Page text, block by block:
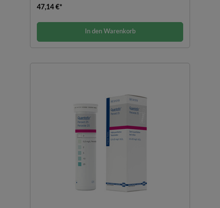
47,14 €*
In den Warenkorb